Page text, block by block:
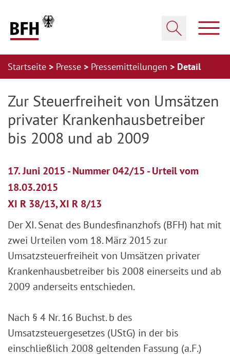
Startseite Presse Pressemitteilungen Detail
Zur Steuerfreiheit von Umsätzen
privater Krankenhausbetreiber
bis 2008 und ab 2009
17. Juni 2015 - Nummer 042/15 - Urteil vom
18.03.2015
XI R 38/13, XI R 8/13
Der XI. Senat des Bundesfinanzhofs (BFH) hat mit
zwei Urteilen vom 18. März 2015 zur
Umsatzsteuerfreiheit von Umsätzen privater
Krankenhausbetreiber bis 2008 einerseits und ab
2009 anderseits entschieden.
Nach § 4 Nr. 16 Buchst. b des
Umsatzsteuergesetzes (UStG) in der bis
einschließlich 2008 geltenden Fassung (a.F.)